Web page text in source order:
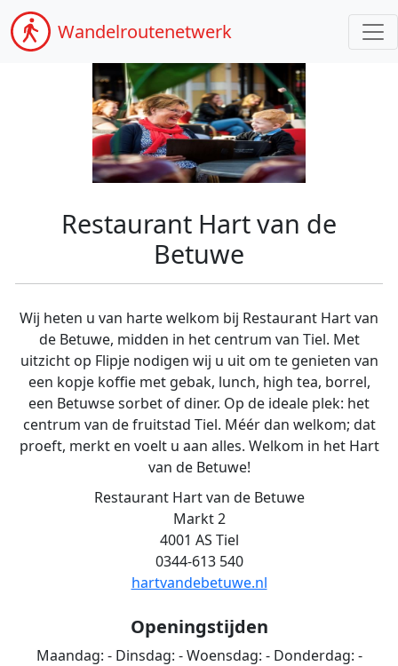
Wandelroutenetwerk
Restaurant Hart van de
Betuwe
Wij heten u van harte welkom bij Restaurant Hart van
de Betuwe, midden in het centrum van Tiel. Met
uitzicht op Flipje nodigen wij u uit om te genieten van
een kopje koffie met gebak, lunch, high tea, borrel,
een Betuwse sorbet of diner. Op de ideale plek: het
centrum van de fruitstad Tiel. Méér dan welkom; dat
proeft, merkt en voelt u aan alles. Welkom in het Hart
van de Betuwe!
Restaurant Hart van de Betuwe
Markt 2
4001 AS Tiel
0344-613 540
hartvandebetuwe.nl
Openingstijden
Maandag: - Dinsdag: -Woensdag: - Donderdag: -